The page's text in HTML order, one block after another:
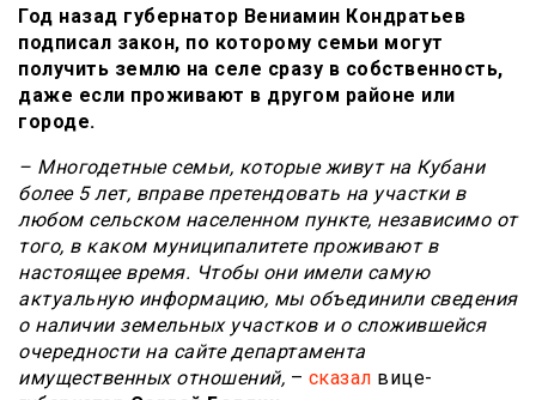
Год назад губернатор Вениамин Кондратьев
подписал закон, по которому семьи могут
получить землю на селе сразу в собственность,
даже если проживают в другом районе или
городе.
– Многодетные семьи, которые живут на Кубани
более 5 лет, вправе претендовать на участки в
любом сельском населенном пункте, независимо от
того, в каком муниципалитете проживают в
настоящее время. Чтобы они имели самую
актуальную информацию, мы объединили сведения
о наличии земельных участков и о сложившейся
очередности на сайте департамента
имущественных отношений, – сказал вице-